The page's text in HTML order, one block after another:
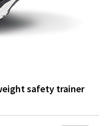
safety trainer